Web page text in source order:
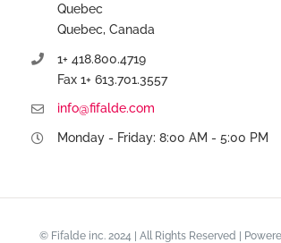
Quebec
Quebec, Canada
1+ 418.800.4719
Fax 1+ 613.701.3557
info@fifalde.com
Monday - Friday: 8:00 AM - 5:00 PM
© Fifalde inc. 2024 | All Rights Reserved |